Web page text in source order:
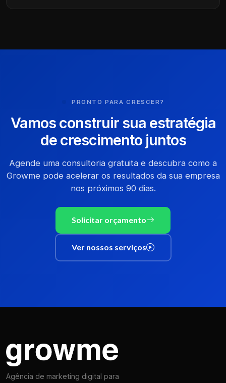
PRONTO PARA CRESCER?
Vamos construir sua estratégia
de crescimento juntos
Agende uma consultoria gratuita e descubra como a
Growme pode acelerar os resultados da sua empresa
nos próximos 90 dias.
Solicitar orçamento
Ver nossos serviços
Agência de marketing digital para